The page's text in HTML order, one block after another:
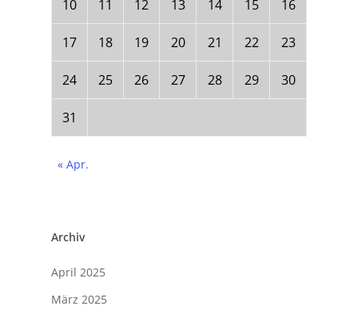
10 11 12 13 14 15 16
17 18 19 20 21 22 23
24 25 26 27 28 29 30
31
« Apr.
Archiv
April 2025
März 2025